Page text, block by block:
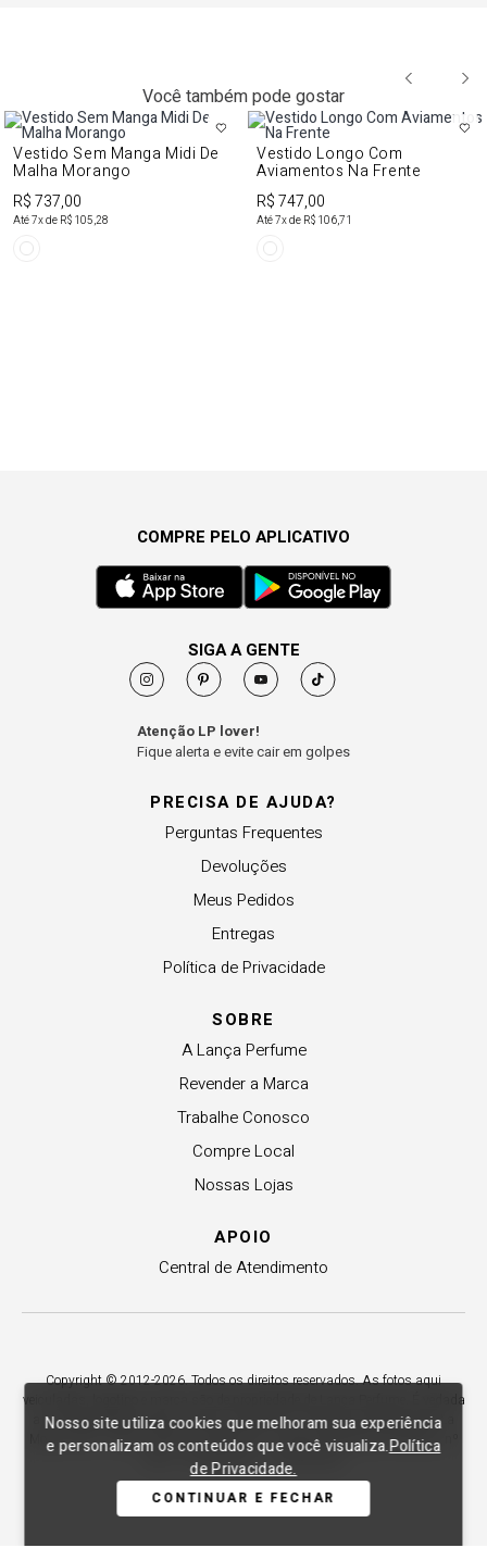
Nosso site utiliza cookies que melhoram sua experiência
e personalizam os conteúdos que você visualiza.Política
de Privacidade.
CONTINUAR E FECHAR
Você também pode gostar
Vestido Sem Manga Midi De
Malha Morango
R$ 737,00
Até7x de R$ 105,28
Vestido Longo Com
Aviamentos Na Frente
R$ 747,00
Até7x de R$ 106,71
PRECISA DE AJUDA?
Perguntas Frequentes
Devoluções
Meus Pedidos
Entregas
Política de Privacidade
SOBRE
A Lança Perfume
Revender a Marca
Trabalhe Conosco
Compre Local
Nossas Lojas
APOIO
Central de Atendimento
COMPRE PELO APLICATIVO
SIGA A GENTE
Atenção LP lover!
Fique alerta e evite cair em golpes
Copyright © 2012-2026. Todos os direitos reservados. As fotos aqui
veiculadas, logotipo e marca são de propriedade de Lança Perfume. É vedada
a sua reprodução, total ou parcial. Indústria e Comércio de Confecções La
Moda LTDA - CNPJ 79.653.119/0009-70 – Acesso estadual Rio Maina, nº
1925 - Vila Macarini - Criciúma/SC.